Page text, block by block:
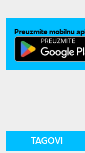
Preuzmite mobilnu
TAGOVI